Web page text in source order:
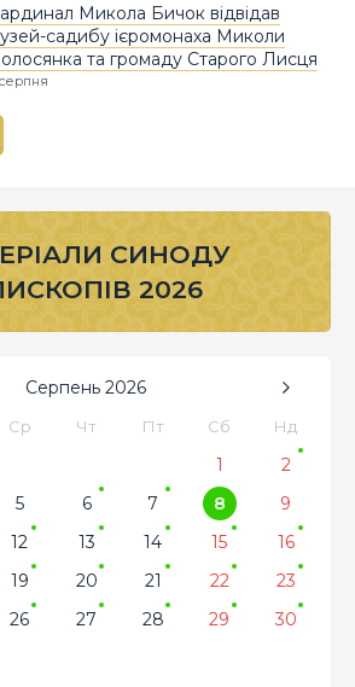
Микола Бичок відвідав
садибу ієромонаха Миколи
та громаду Старого Лисця
СИНОДУ
2026
Серпень 2026
Ср Чт Пт Сб Нд
1
2
5 6 7 8
9
12 13 14 15
16
19 20 21 22
23
26 27 28 29
30